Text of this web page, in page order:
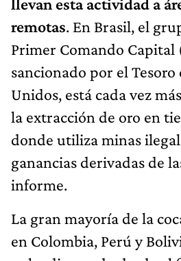
remotas. En Brasil, el
Primer Comando Capital
sancionado por el Tesoro
Unidos, está cada vez
la extracción de oro en
donde utiliza minas
ganancias derivadas de
informe.
La gran mayoría de la
en Colombia, Perú y